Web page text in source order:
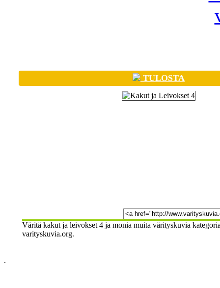
TULOSTA
Väritä kakut ja leivokset 4 ja monia muita värityskuvia
varityskuvia.org.
.